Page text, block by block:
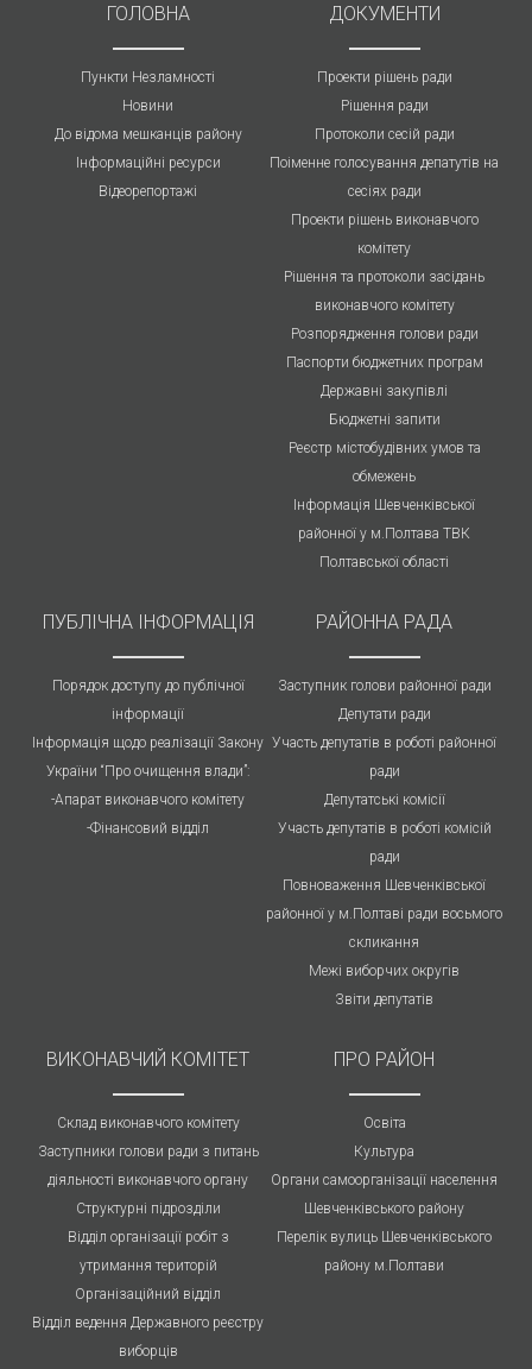
ГОЛОВНА
Пункти Незламності
Новини
До відома мешканців району
Інформаційні ресурси
Відеорепортажі
ДОКУМЕНТИ
Проекти рішень ради
Рішення ради
Протоколи cесій ради
Поіменне голосування депатутів на
сесіях ради
Проекти рішень виконавчого
комітету
Рішення та протоколи засідань
виконавчого комітету
Розпорядження голови ради
Паспорти бюджетних програм
Державні закупівлі
Бюджетні запити
Реєстр містобудівних умов та
обмежень
Інформація Шевченківської
районної у м.Полтава ТВК
Полтавської області
ПУБЛIЧНА IНФОРМАЦІЯ
Порядок доступу до публічної
інформації
Інформація щодо реалізації Закону
України “Про очищення влади”:
-Апарат виконавчого комітету
-Фінансовий відділ
РАЙОННА РАДА
Заступник голови районної ради
Депутати ради
Участь депутатів в роботі районної
ради
Депутатські комісії
Участь депутатів в роботі комісій
ради
Повноваження Шевченківської
районної у м.Полтаві ради восьмого
скликання
Межі виборчих округів
Звіти депутатів
ВИКОНАВЧИЙ КОМІТЕТ
Склад виконавчого комітету
Заступники голови ради з питань
діяльності виконавчого органу
Структурні підрозділи
Відділ організації робіт з
утримання територій
Організаційний відділ
Відділ ведення Державного реєстру
виборців
ПРО РАЙОН
Освіта
Культура
Органи самоорганізації населення
Шевченківського району
Перелік вулиць Шевченківського
району м.Полтави